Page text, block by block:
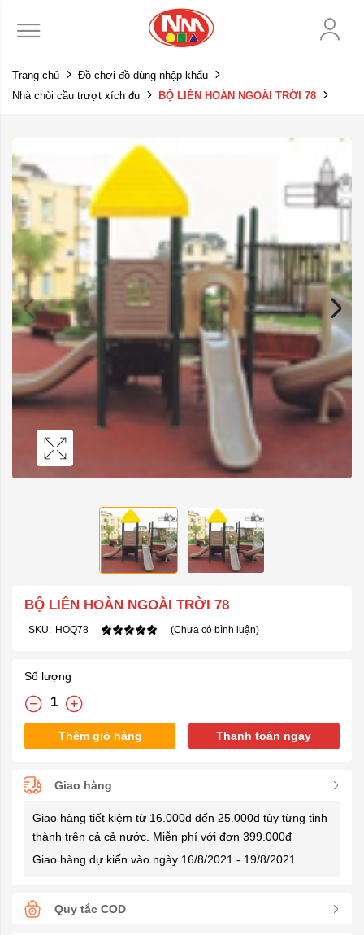
Trang chủ
Đồ chơi đồ dùng nhập khẩu
Nhà chòi cầu trượt xích đu
BỘ LIÊN HOÀN NGOÀI TRỜI 78
BỘ LIÊN HOÀN NGOÀI TRỜI 78
SKU: HOQ78 (Chưa có bình luận)
Số lượng
Thêm giỏ hàng Thanh toán ngay
Giao hàng
Giao hàng tiết kiệm từ 16.000đ đến 25.000đ tùy từng tỉnh
thành trên cả cả nước. Miễn phí với đơn 399.000đ
Giao hàng dự kiến vào ngày 16/8/2021 - 19/8/2021
Quy tắc COD